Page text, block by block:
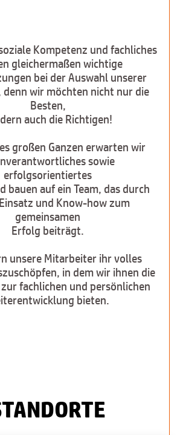
Kompetenz und fachliches
gleichermaßen wichtige
bei der Auswahl unserer
denn wir möchten nicht nur die
Besten,
auch die Richtigen!
großen Ganzen erwarten wir
sowie
erfolgsorientiertes
bauen auf ein Team, das durch
und Know-how zum
gemeinsamen
Erfolg beiträgt.
unsere Mitarbeiter ihr volles
in dem wir ihnen die
fachlichen und persönlichen
bieten.